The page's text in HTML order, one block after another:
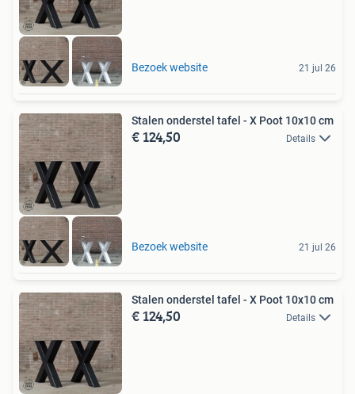
Bezoek website 21 jul 26
Stalen onderstel tafel - X Poot 10x10 cm
€ 124,50 Details
Bezoek website 21 jul 26
Stalen onderstel tafel - X Poot 10x10 cm
€ 124,50 Details